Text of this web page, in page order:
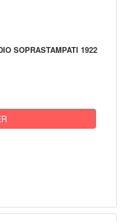
SOPRASTAMPATI 1922